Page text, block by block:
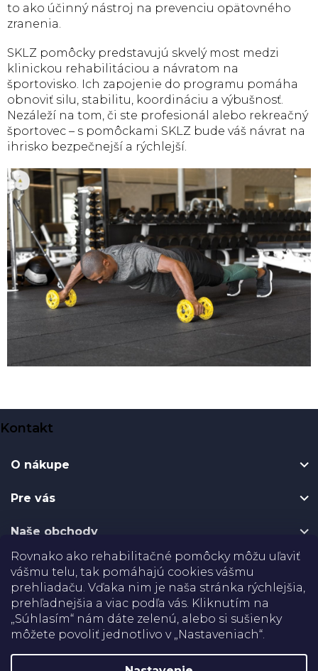
Rovnako ako rehabilitačné pomôcky môžu uľaviť
vášmu telu, tak pomáhajú cookies vášmu
prehliadaču. Vďaka nim je naša stránka rýchlejšia,
prehľadnejšia a viac podľa vás. Kliknutím na
„Súhlasím“ nám dáte zelenú, alebo si sušienky
môžete povoliť jednotlivo v „Nastaveniach“.
to ako účinný nástroj na prevenciu opätovného
zranenia.
SKLZ pomôcky predstavujú skvelý most medzi
klinickou rehabilitáciou a návratom na
športovisko. Ich zapojenie do programu pomáha
obnoviť silu, stabilitu, koordináciu a výbušnosť.
Nezáleží na tom, či ste profesionál alebo rekreačný
športovec – s pomôckami SKLZ bude váš návrat na
ihrisko bezpečnejší a rýchlejší.
á
Kontakt
O nákupe
Pre vás
Naše obchody
Certifikáty
Doprava
Platba